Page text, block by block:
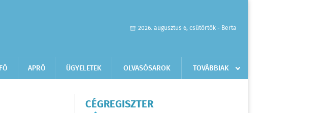
2026. augusztus 6, csütörtök - Berta
APRÓ ÜGYELETEK OLVASÓSAROK TOVÁBBIAK
CÉGREGISZTER